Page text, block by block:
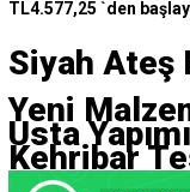
TL4.577,25 `den
Siyah Ateş
Yeni
Usta
Kehribar